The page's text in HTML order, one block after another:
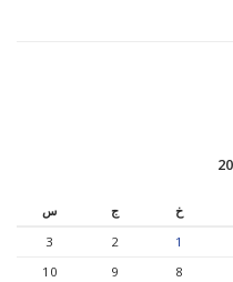
خ ج
س
1
2
3
8
9
10